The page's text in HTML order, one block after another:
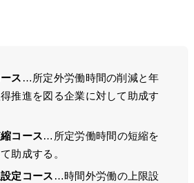
ス …所定外労働時間の削減と年
推進を図る企業に対して助成す
コース…所定労働時間の短縮を
助成する。
定コース …時間外労働の上限設